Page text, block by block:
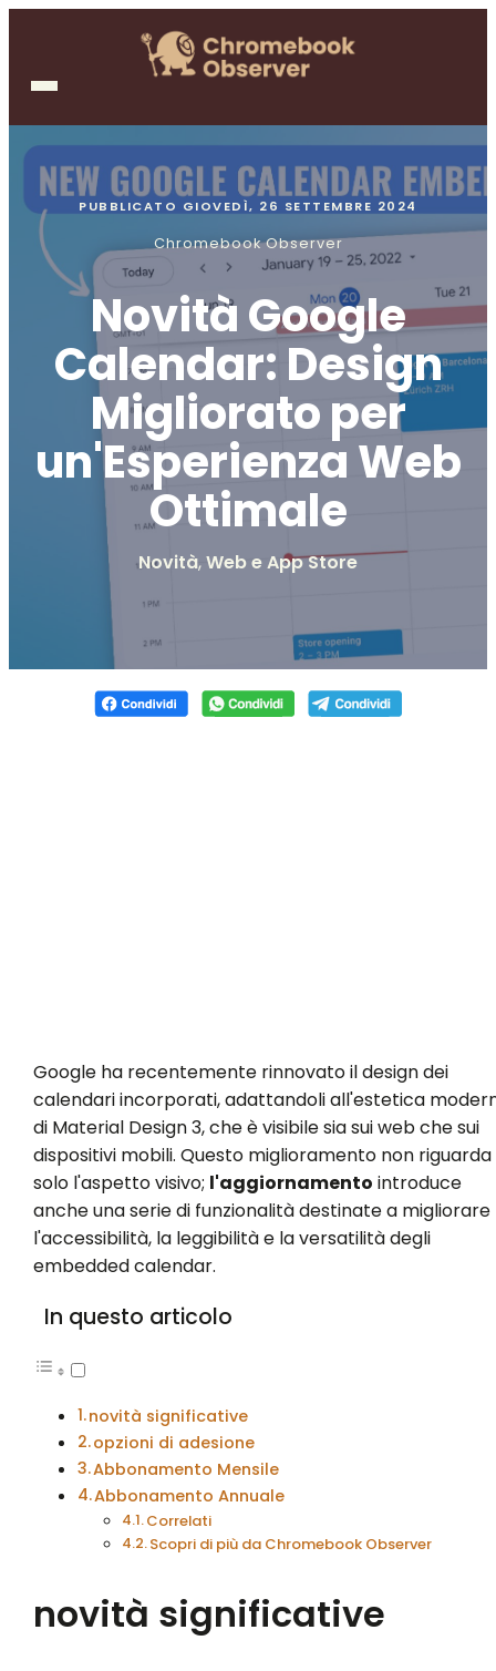
PUBBLICATO GIOVEDÌ, 26 SETTEMBRE 2024
Chromebook Observer
Novità Google
Calendar: Design
Migliorato per
un'Esperienza Web
Ottimale
Novità,Web e App Store
Google ha recentemente rinnovato il design dei
calendari incorporati, adattandoli all'estetica
di Material Design 3, che è visibile sia sui web che sui
dispositivi mobili. Questo miglioramento non riguarda
solo l'aspetto visivo; l'aggiornamento introduce
anche una serie di funzionalità destinate a migliorare
l'accessibilità, la leggibilità e la versatilità degli
embedded calendar.
In questo articolo
novità significative
opzioni di adesione
Abbonamento Mensile
Abbonamento Annuale
Correlati
Scopri di più da Chromebook Observer
novità significative